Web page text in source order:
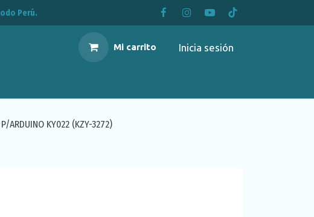
Perú.
Mi carrito Inicia sesión
P/ARDUINO KY022 (KZY-3272)